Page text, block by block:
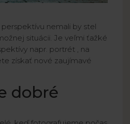
nemali by stel
situácii. Je veľmi ťažké
napr. portrét , na
získať nové zaujímavé
dobré